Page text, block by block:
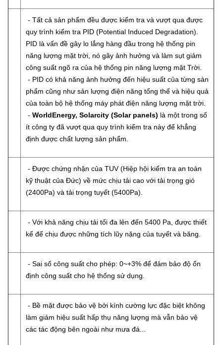
- Tất cả sản phẩm đều được kiểm tra và vượt qua được
quy trình kiểm tra PID (Potential Induced Degradation).
PID là vấn đề gây lo lắng hàng đầu trong hệ thống pin
năng lượng mặt trời, nó gây ảnh hưởng và làm sụt giảm
công suất ngõ ra của hệ thống pin năng lượng mặt Trời.
- PID có khả năng ảnh hưởng đến hiệu suất của từng sàn
phẩm cũng như sản lượng điện năng tổng thể và hiệu quả
của toàn bộ hệ thống máy phát điện năng lượng mặt trời.
- WorldEnergy, Solarcity (Solar panels) là một trong số
ít công ty đã vượt qua quy trình kiểm tra này để khẳng
định được chất lượng sản phẩm.
- Được chứng nhận của TUV (Hiệp hội kiểm tra an toàn
kỹ thuật của Đức) về mức chịu tải cao với tải trọng gió
(2400Pa) và tải trọng tuyết (5400Pa).
- Với khả năng chịu tải tối đa lên đến 5400 Pa, được thiết
kế để chịu được những tích lũy nặng của tuyết và băng.
- Sai số công suất cho phép: 0~+3% để đảm bảo độ ổn
định công suất cho hệ thống sử dụng.
- Bề mặt được bảo vệ bởi kính cường lực đặc biệt không
làm giảm hiệu suất hấp thụ năng lượng mà vẫn bảo vệ
các tác động bên ngoài như mưa đá...